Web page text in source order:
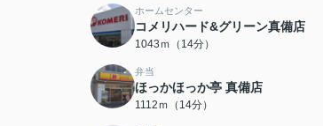
ホームセンター
コメリハード&グリーン真備店
1043ｍ（14分）
弁当
ほっかほっか亭 真備店
1112ｍ（14分）